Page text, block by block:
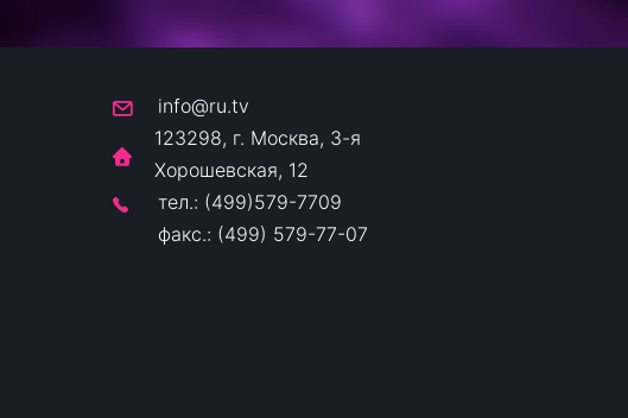
info@ru.tv
123298, г. Москва, 3-я
Хорошевская, 12
тел.: (499)579-7709
факс.: (499) 579-77-07